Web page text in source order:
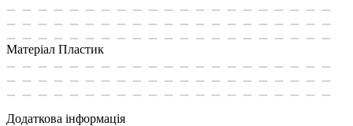
Матеріал Пластик
Додаткова інформація